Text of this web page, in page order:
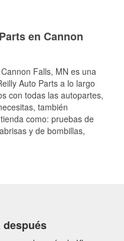
en Cannon
Cannon Falls, MN es una
Auto Parts a lo largo
con todas las autopartes,
también
como: pruebas de
y de bombillas,
después